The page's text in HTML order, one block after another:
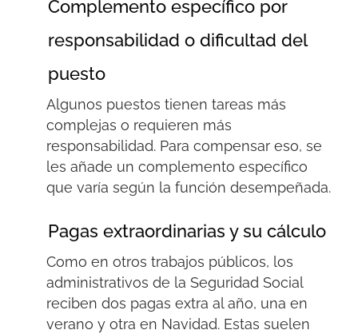
Complemento específico por
responsabilidad o dificultad del
puesto
Algunos puestos tienen tareas más
complejas o requieren más
responsabilidad. Para compensar eso, se
les añade un complemento específico
que varía según la función desempeñada.
Pagas extraordinarias y su cálculo
Como en otros trabajos públicos, los
administrativos de la Seguridad Social
reciben dos pagas extra al año, una en
verano y otra en Navidad. Estas suelen